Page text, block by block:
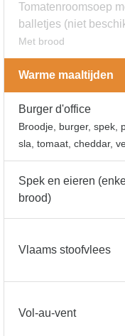
Tomatenroomsoep
balletjes (niet
Met brood
Warme maaltijden
Burger d'office
Broodje, burger, spek,
sla, tomaat, cheddar,
Spek en eieren
brood)
Vlaams stoofvlees
Vol-au-vent